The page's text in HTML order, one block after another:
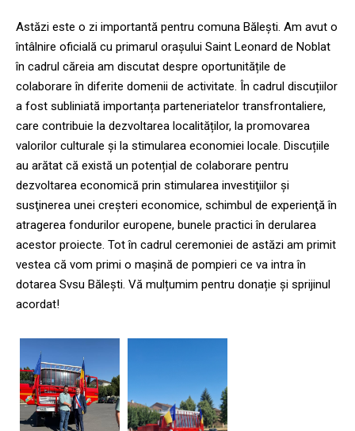
Astăzi este o zi importantă pentru comuna Bălești. Am avut o
întâlnire oficială cu primarul orașului Saint Leonard de Noblat
în cadrul căreia am discutat despre oportunitățile de
colaborare în diferite domenii de activitate. În cadrul discuțiilor
a fost subliniată importanța parteneriatelor transfrontaliere,
care contribuie la dezvoltarea localităților, la promovarea
valorilor culturale și la stimularea economiei locale. Discuțiile
au arătat că există un potențial de colaborare pentru
dezvoltarea economică prin stimularea investiţiilor şi
susţinerea unei creşteri economice, schimbul de experienţă în
atragerea fondurilor europene, bunele practici în derularea
acestor proiecte. Tot în cadrul ceremoniei de astăzi am primit
vestea că vom primi o mașină de pompieri ce va intra în
dotarea Svsu Bălești. Vă mulțumim pentru donație și sprijinul
acordat!